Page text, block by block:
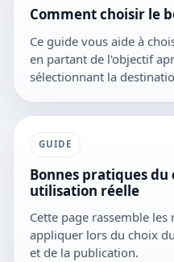
Comment choisir le
Ce guide vous aide à
en partant de l'objectif
sélectionnant la
GUIDE
Bonnes pratiques du
utilisation réelle
Cette page rassemble
appliquer lors du choix
et de la publication.